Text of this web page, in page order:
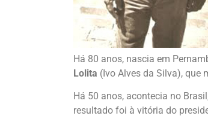
Há 80 anos, nascia em
Lolita (Ivo Alves da Silva), que
Há 50 anos, acontecia no
resultado foi à vitória do